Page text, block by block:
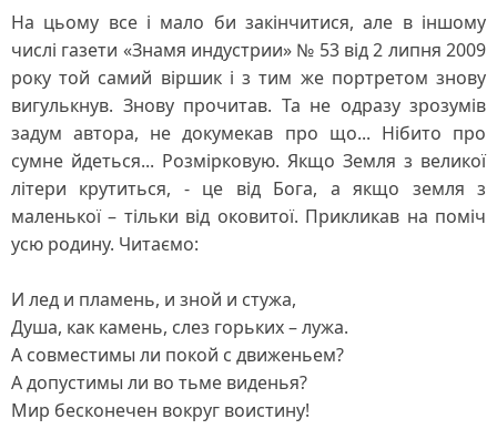
На цьому все і мало би закінчитися, але в іншому
числі газети «Знамя индустрии» № 53 від 2 липня 2009
року той самий віршик і з тим же портретом знову
вигулькнув. Знову прочитав. Та не одразу зрозумів
задум автора, не докумекав про що... Нібито про
сумне йдеться... Розмірковую. Якщо Земля з великої
літери крутиться, - це від Бога, а якщо земля з
маленької – тільки від оковитої. Прикликав на поміч
усю родину. Читаємо:
И лед и пламень, и зной и стужа,
Душа, как камень, слез горьких – лужа.
А совместимы ли покой с движеньем?
А допустимы ли во тьме виденья?
Мир бесконечен вокруг воистину!